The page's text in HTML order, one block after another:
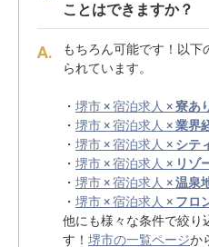
ことはできますか？
もちろん可能です！以下
られています。
・ 堺市 × 宿泊求人 ×寮あ
・ 堺市 × 宿泊求人 ×業界
・ 堺市 × 宿泊求人 × シテ
・ 堺市 × 宿泊求人 × リゾ
・ 堺市 × 宿泊求人 ×温泉
・ 堺市 × 宿泊求人 × フロ
他にも様々な条件で絞り
す！ 堺市の一覧ページか